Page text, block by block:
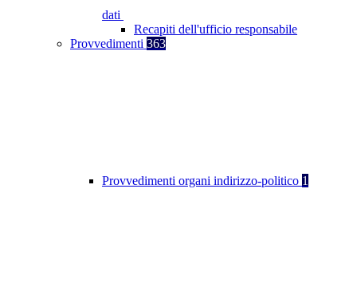
dati
Recapiti dell'ufficio responsabile
Provvedimenti 363
Provvedimenti organi indirizzo-politico 1